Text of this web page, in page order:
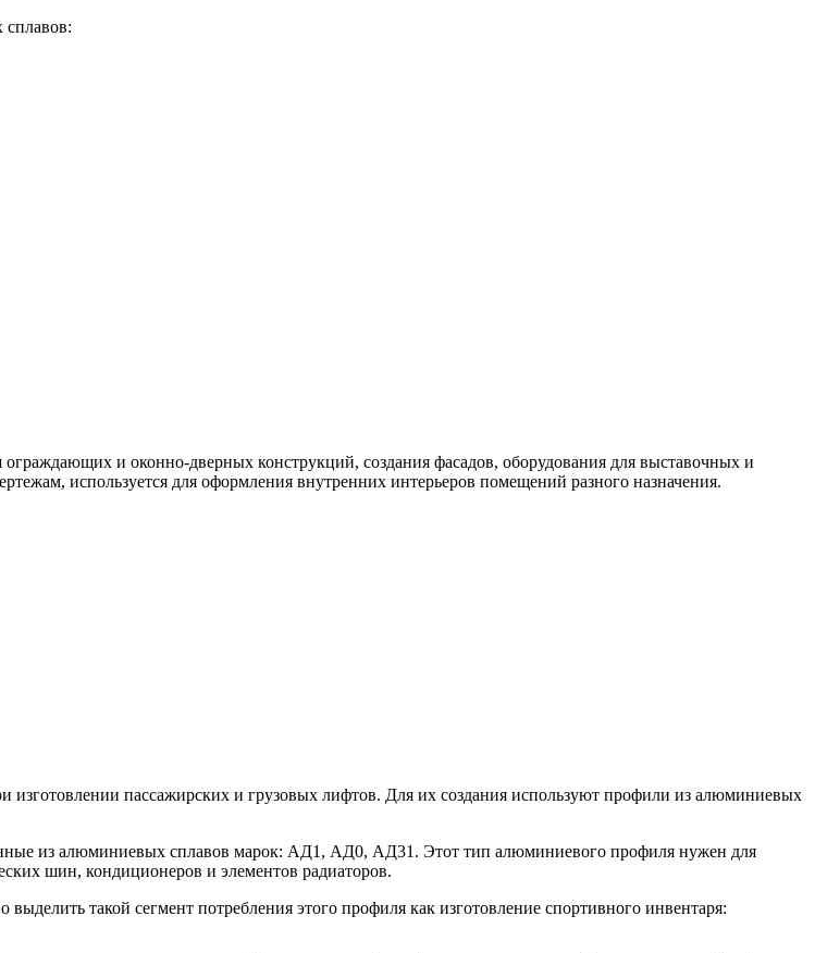
и оконно-дверных конструкций, создания фасадов, оборудования для выставочных и
используется для оформления внутренних интерьеров помещений разного назначения.
изготовлении пассажирских и грузовых лифтов. Для их создания используют профили из алюминиевых
из алюминиевых сплавов марок: АД1, АД0, АД31. Этот тип алюминиевого профиля нужен для
шин, кондиционеров и элементов радиаторов.
такой сегмент потребления этого профиля как изготовление спортивного инвентаря: